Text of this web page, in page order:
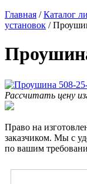
Главная /Каталог
установок /
Рассчитать цену
Право на
заказчиком. Мы с
по вашим